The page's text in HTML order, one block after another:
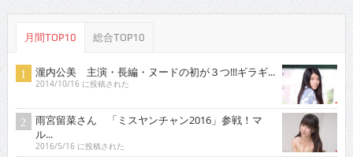
月間TOP10 総合TOP10
瀧内公美 主演・長編・ヌードの初が３つ!!!ギラギ...
2014/10/16 に投稿された
雨宮留菜さん 「ミスヤンチャン2016」参戦！マ
ル...
2016/5/16 に投稿された